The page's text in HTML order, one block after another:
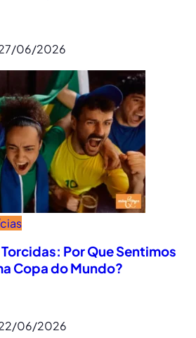
06/2026
Por Que Sentimos
Copa do Mundo?
06/2026